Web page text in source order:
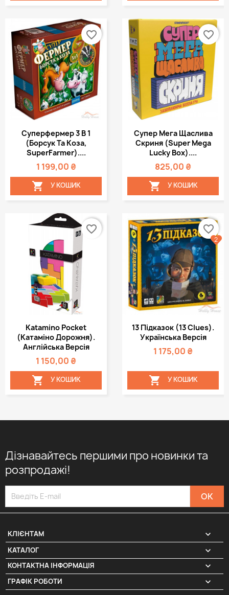
Суперфермер 3 В 1
(Борсук Та Коза,
SuperFarmer)....
1 199,00 ₴
 У КОШИК
favorite_border
Супер Мега Щаслива
Скриня (Super Mega
Lucky Box)....
825,00 ₴
 У КОШИК
favorite_border
Katamino Pocket
(Катаміно Дорожня).
Англійська Версія
1 150,00 ₴
 У КОШИК
favorite_border
13 Підказок (13 Clues).
Українська Версія
1 175,00 ₴
 У КОШИК
favorite_border
2
Дізнавайтесь першими про новинки та
розпродажі!
КЛІЄНТАМ 
КАТАЛОГ 
КОНТАКТНА ІНФОРМАЦІЯ keyboard_arrow_down
ГРАФІК РОБОТИ keyboard_arrow_down